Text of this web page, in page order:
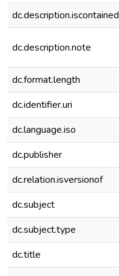
dc.description.iscontained
dc.description.note
dc.format.length
dc.identifier.uri
dc.language.iso
dc.publisher
dc.relation.isversionof
dc.subject
dc.subject.type
dc.title